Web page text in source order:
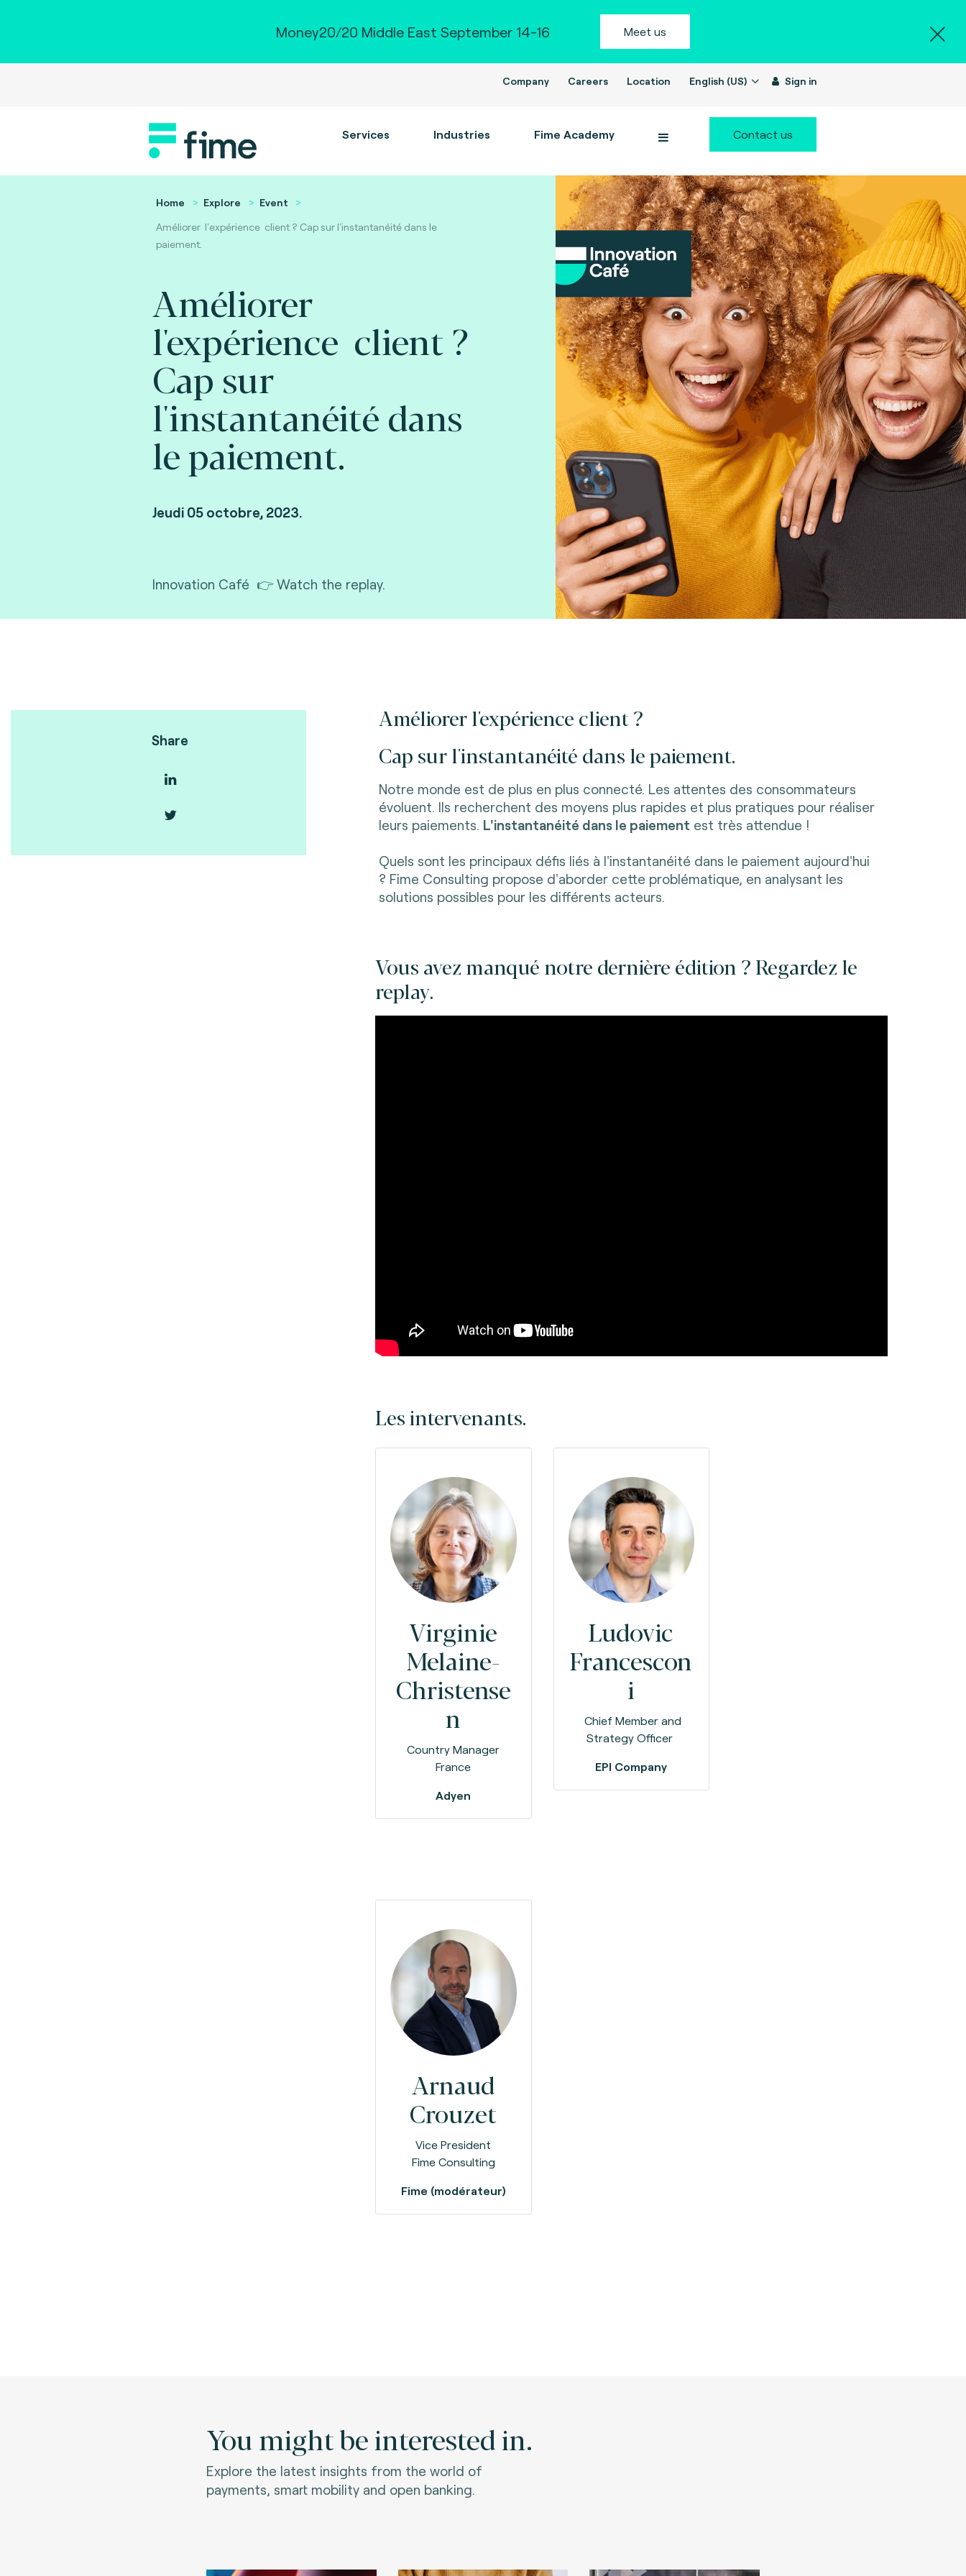
Money20/20 Middle East September 14-16 Meet us
Company Careers Location English (US) Sign in
Services Industries Fime Academy Contact us
Home Explore
Event
Améliorer l'expérience client ? Cap sur l'instantanéité dans le
paiement.
Améliorer
l'expérience client ?
Cap sur
l'instantanéité dans
le paiement.
Jeudi 05 octobre, 2023.
Innovation Café 👉 Watch the replay.
Share
Améliorer l'expérience client ?
Cap sur l'instantanéité dans le paiement.
Notre monde est de plus en plus connecté. Les attentes des consommateurs
évoluent. Ils recherchent des moyens plus rapides et plus pratiques pour réaliser
leurs paiements. L'instantanéité dans le paiement est très attendue !
Quels sont les principaux défis liés à l'instantanéité dans le paiement aujourd'hui
? Fime Consulting propose d'aborder cette problématique, en analysant les
solutions possibles pour les différents acteurs.
Vous avez manqué notre dernière édition ? Regardez le
replay.
Les intervenants.
Virginie
Melaine-
Christense
n
Country Manager
France
Adyen
Ludovic
Francescon
i
Chief Member and
Strategy Officer
EPI Company
Arnaud
Crouzet
Vice President
Fime Consulting
Fime (modérateur)
You might be interested in.
Explore the latest insights from the world of
payments, smart mobility and open banking.